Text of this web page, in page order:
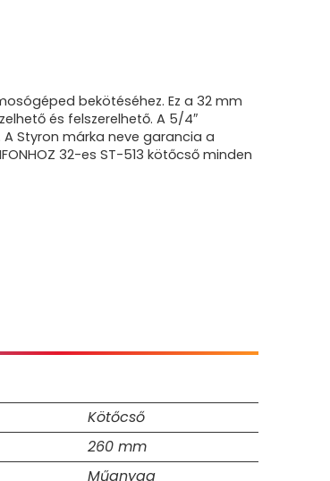
bekötéséhez. Ez a 32 mm
és felszerelhető. A 5/4″
Styron márka neve garancia a
32-es ST-513 kötőcső minden
Kötőcső
260 mm
Műanyag